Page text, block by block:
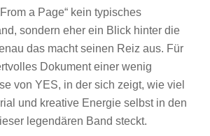
a Page“ kein typisches
sondern eher ein Blick hinter die
das macht seinen Reiz aus. Für
Dokument einer wenig
von YES, in der sich zeigt, wie viel
und kreative Energie selbst in den
legendären Band steckt.